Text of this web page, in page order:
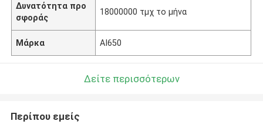
Δυνατότητα προ
σφοράς
18000000 τμχ το μήνα
Μάρκα AI650
Δείτε περισσότερων
Περίπου εμείς